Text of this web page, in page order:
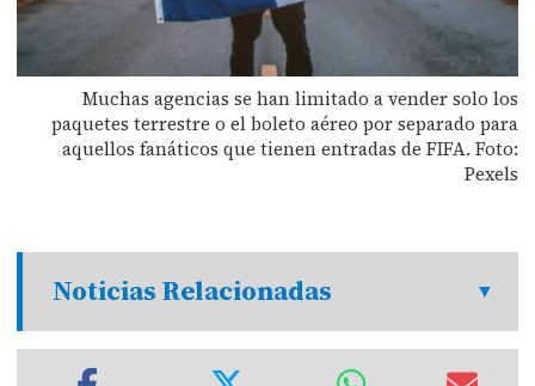
Muchas agencias se han limitado a vender solo los
paquetes terrestre o el boleto aéreo por separado para
aquellos fanáticos que tienen entradas de FIFA. Foto:
Pexels
Noticias Relacionadas